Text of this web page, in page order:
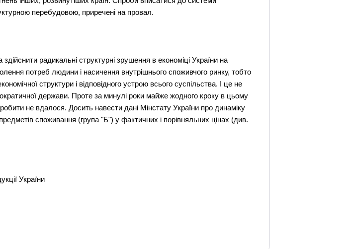
перебудовою, приречені на провал.
радикальні структурні зрушення в економіці України на
потреб людини і насичення внутрішнього споживчого ринку, тобто
структури і відповідного устрою всього суспільства. І це не
держави. Проте за минулі роки майже жодного кроку в цьому
не вдалося. Досить навести дані Мінстату України про динаміку
споживання (група "Б") у фактичних і порівняльних цінах (див.
України